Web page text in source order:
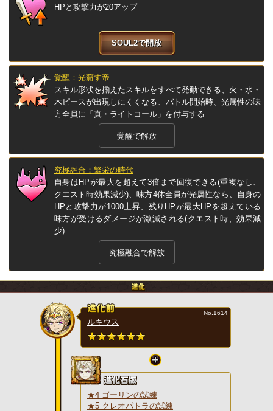
HPと攻撃力が20アップ
SOUL2で開放
覚醒：光齎す帝
スキル形状を揃えたスキルをすべて発動できる、火・水・
木ピースが出現しにくくなる、バトル開始時、光属性の味
方全員に「真・ライトコール」を付与する
覚醒で解放
究極融合：繁栄の時代
自身はHPが最大を超えて3倍まで回復できる(重複なし、
クエスト時効果減少)、味方4体全員が光属性なら、自身の
HPと攻撃力が1000上昇、残りHPが最大HPを超えている
味方が受けるダメージが激減される(クエスト時、効果減
少)
究極融合で解放
ルキウス
No.1614
★4 ゴーリンの試練
★5 クレオパトラの試練